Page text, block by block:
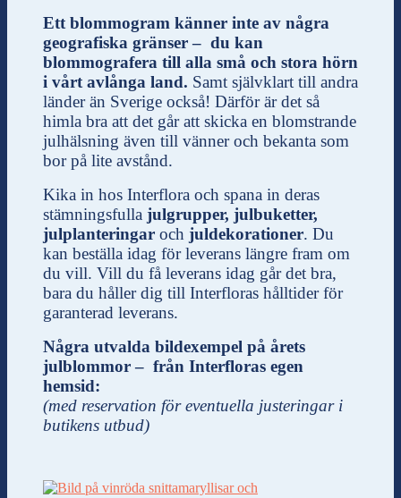
Ett blommogram känner inte av några
geografiska gränser – du kan
blommografera till alla små och stora hörn
i vårt avlånga land. Samt självklart till andra
länder än Sverige också! Därför är det så
himla bra att det går att skicka en blomstrande
julhälsning även till vänner och bekanta som
bor på lite avstånd.
Kika in hos Interflora och spana in deras
stämningsfulla julgrupper, julbuketter,
julplanteringar och juldekorationer. Du
kan beställa idag för leverans längre fram om
du vill. Vill du få leverans idag går det bra,
bara du håller dig till Interfloras hålltider för
garanterad leverans.
Några utvalda bildexempel på årets
julblommor – från Interfloras egen
hemsid:
(med reservation för eventuella justeringar i
butikens utbud)